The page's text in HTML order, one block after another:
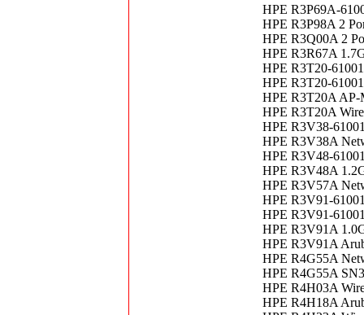
HPE R3P69A-
HPE R3P98A 2
HPE R3Q00A 2
HPE R3R67A
HPE R3T20-
HPE R3T20-
HPE R3T20A AP-
HPE R3T20A
HPE R3V38-
HPE R3V38A
HPE R3V48-
HPE R3V48A
HPE R3V57A
HPE R3V91-
HPE R3V91-
HPE R3V91A
HPE R3V91A
HPE R4G55A
HPE R4G55A
HPE R4H03A
HPE R4H18A